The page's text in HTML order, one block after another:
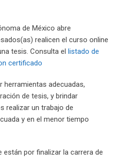
de México abre
realicen el curso online
tesis. Consulta el
listado de
certificado
herramientas adecuadas,
de tesis, y brindar
realizar un trabajo de
y en el menor tiempo
están por finalizar la carrera de